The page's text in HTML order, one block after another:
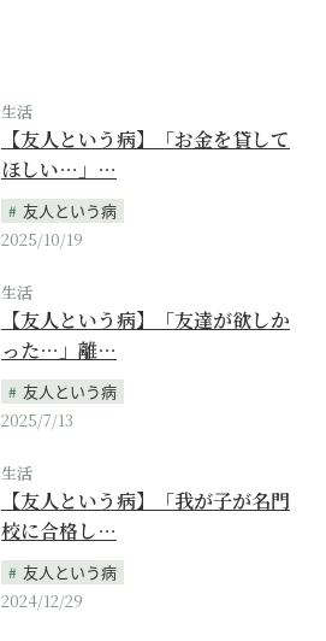
生活
【友人という病】「お金を貸して
ほしい…」…
友人という病
2025/10/19
生活
【友人という病】「友達が欲しか
った…」離…
友人という病
2025/7/13
生活
【友人という病】「我が子が名門
校に合格し…
友人という病
2024/12/29